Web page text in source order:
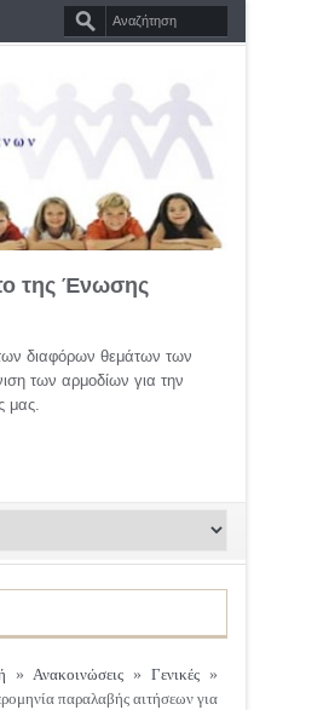
της Ένωσης
διαφόρων θεμάτων των
των αρμοδίων για την
μας.
» Ανακοινώσεις » Γενικές »
παραλαβής αιτήσεων για